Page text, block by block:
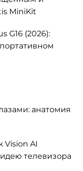
MiniKit
G16 (2026):
анатомия
Vision AI
телевизора